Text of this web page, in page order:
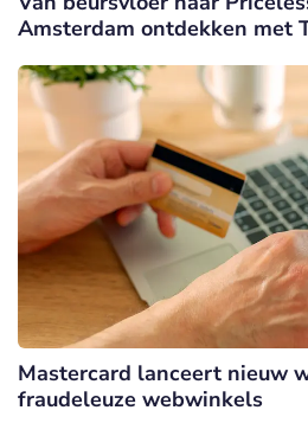
Amsterdam ontdekken met
Mastercard lanceert nieuw
fraudeleuze webwinkels